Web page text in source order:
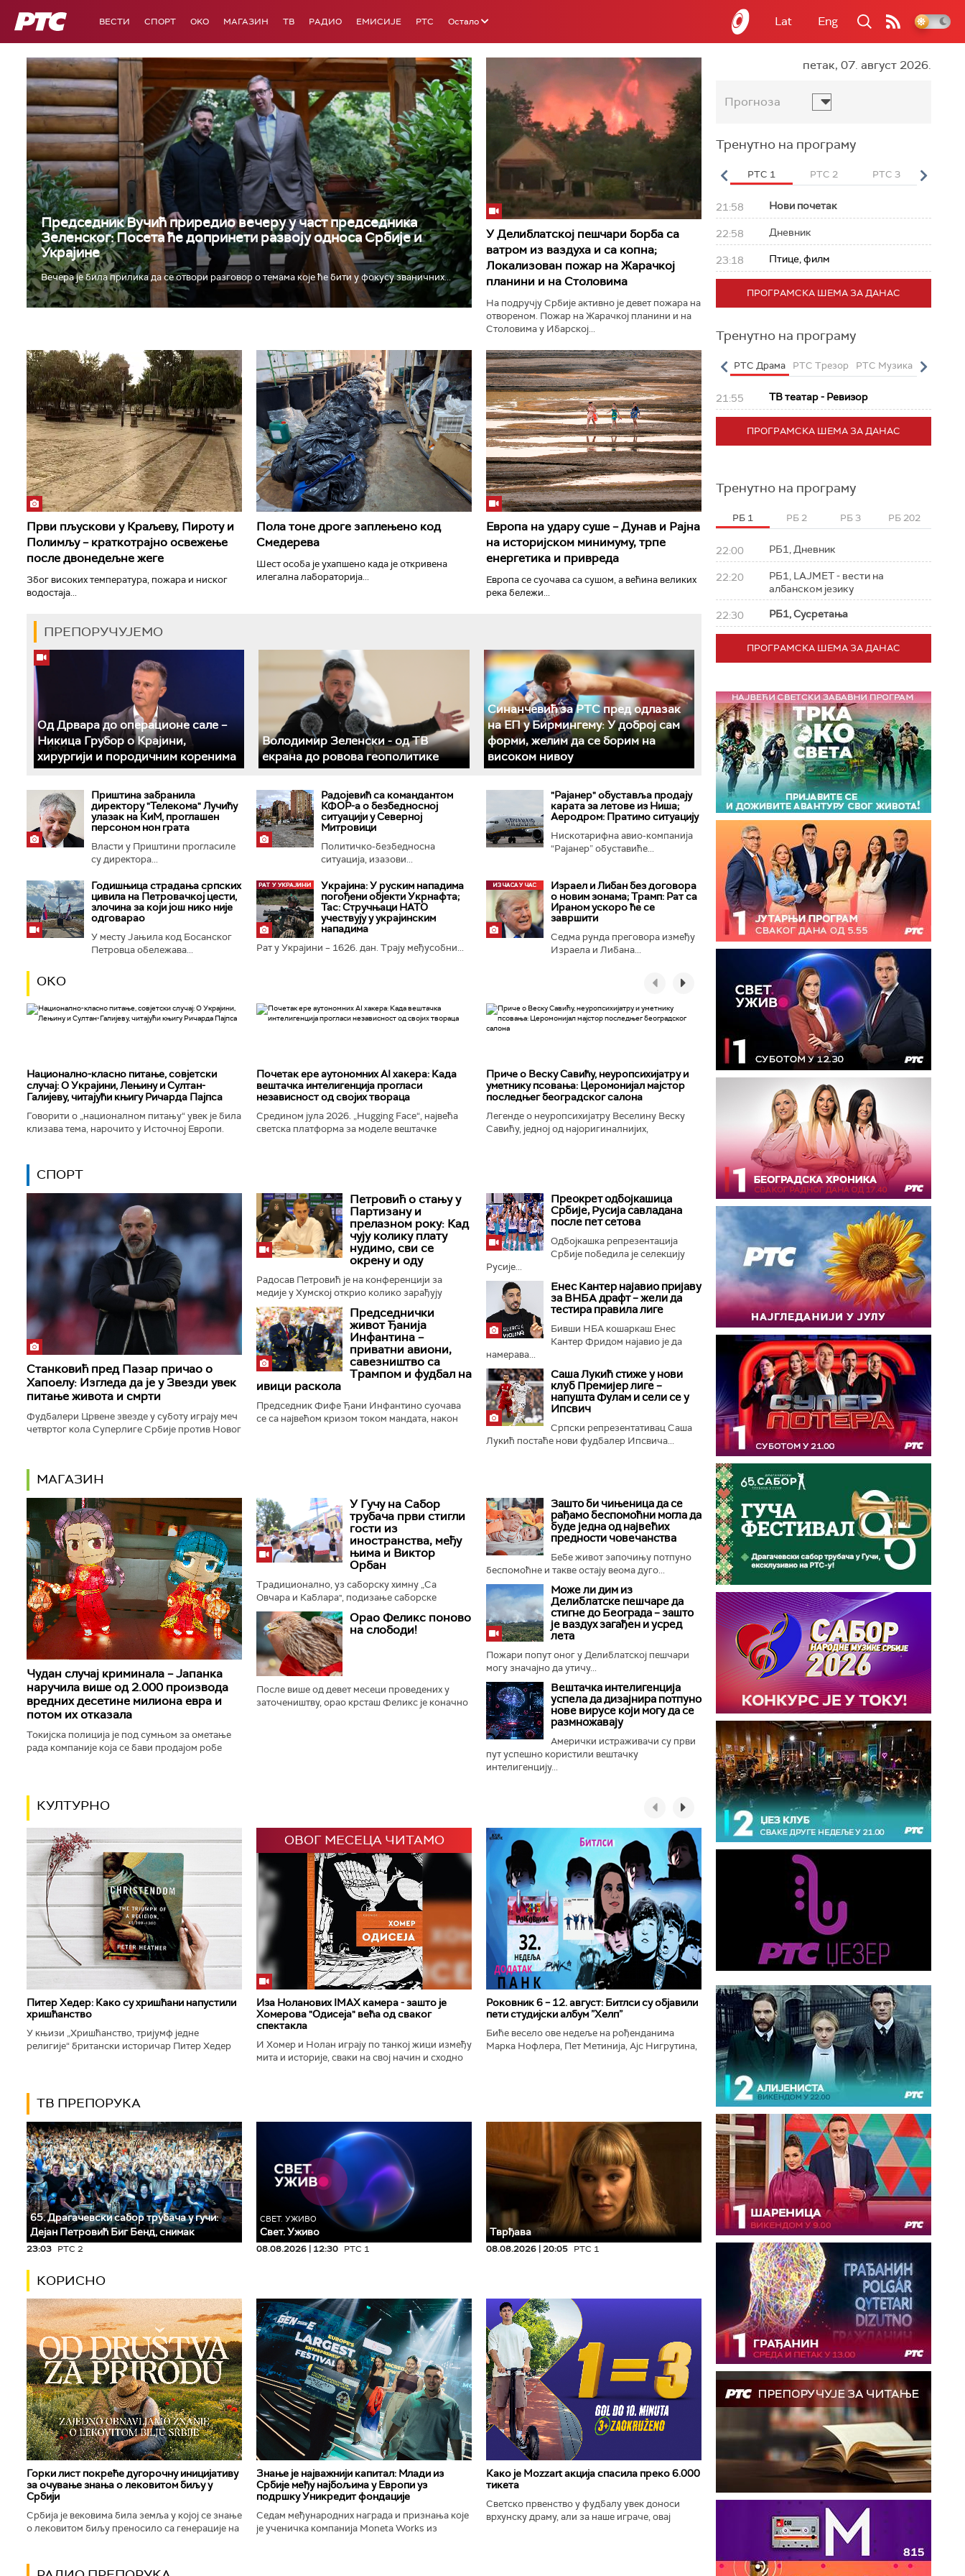
РТС ВЕСТИ СПОРТ OKO МАГАЗИН ТВ РАДИО ЕМИСИЈЕ РТС Остало Lat Eng
Председник Вучић приредио вечеру у част председника
Зеленског: Посета ће допринети развоју односа Србије и
Украјине
Вечера је била прилика да се отвори разговор о темама које ће бити у фокусу званичних...
У Делиблатској пешчари борба са
ватром из ваздуха и са копна;
Локализован пожар на Жарачкој
планини и на Столовима
На подручју Србије активно је девет пожара на
отвореном. Пожар на Жарачкој планини и на
Столовима у Ибарској...
Први пљускови у Краљеву, Пироту и
Полимљу – краткотрајно освежење
после двонедељне жеге
Због високих температура, пожара и ниског
водостаја...
Пола тоне дроге заплењено код
Смедерева
Шест особа је ухапшено када је откривена
илегална лабораторија...
Европа на удару суше – Дунав и Рајна
на историјском минимуму, трпе
енергетика и привреда
Европа се суочава са сушом, а већина великих
река бележи...
ПРЕПОРУЧУЈЕМО
Од Дрвара до операционе сале –
Никица Грубор о Крајини,
хирургији и породичним коренима
Володимир Зеленски - од ТВ
екрана до ровова геополитике
Синанчевић за РТС пред одлазак
на ЕП у Бирмингему: У доброј сам
форми, желим да се борим на
високом нивоу
Приштина забранила
директору "Телекома" Лучићу
улазак на КиМ, проглашен
персоном нон грата
Власти у Приштини прогласиле
су директора...
Радојевић са командантом
КФОР-а о безбедносној
ситуацији у Северној
Митровици
Политичко-безбедносна
ситуација, изазови...
"Рајанер" обуставља продају
карата за летове из Ниша;
Аеродром: Пратимо ситуацију
Нискотарифна авио-компанија
“Рајанер” обуставиће...
Годишњица страдања српских
цивила на Петровачкој цести,
злочина за који још нико није
одговарао
У месту Јањила код Босанског
Петровца обележава...
Украјина: У руским нападима
погођени објекти Укрнафта;
Тас: Стручњаци НАТО
учествују у украјинским
нападима
Рат у Украјини – 1626. дан. Трају међусобни...
Израел и Либан без договора
о новим зонама; Трамп: Рат са
Ираном ускоро ће се
завршити
Седма рунда преговора између
Израела и Либана...
ОКО
Национално-класнo питање, совјетски
случај: О Украјини, Лењину и Султан-
Галијеву, читајући књигу Ричарда Пајпса
Говорити о „националном питању“ увек је била
клизава тема, нарочито у Источној Европи.
Почетак ере аутономних AI хакера: Када
вештачка интелигенција прогласи
независност од својих твораца
Средином јула 2026. „Hugging Face“, највећа
светска платформа за моделе вештачке
Приче о Веску Савићу, неуропсихијатру и
уметнику псовања: Церомонијал мајстор
последњег београдског салона
Легенде о неуропсихијатру Веселину Веску
Савићу, једној од најоригиналнијих,
СПОРТ
Станковић пред Пазар причао о
Хапоелу: Изгледа да је у Звезди увек
питање живота и смрти
Фудбалери Црвене звезде у суботу играју меч
четвртог кола Суперлиге Србије против Новог
Петровић о стању у
Партизану и
прелазном року: Кад
чују колику плату
нудимо, сви се
окрену и оду
Радосав Петровић је на конференцији за
медије у Хумској открио колико зарађују
најплаћенији фудбалери Партизана, нагласио
да клуб због тешке финансијске...
Председнички
живот Ђанија
Инфантина –
приватни авиони,
савезништво са
Трампом и фудбал на
ивици раскола
Председник Фифе Ђани Инфантино суочава
се са највећом кризом током мандата, након
Преокрет одбојкашица
Србије, Русија савладана
после пет сетова
Одбојкашка репрезентација
Србије победила је селекцију
Русије...
Енес Кантер најавио пријаву
за ВНБА драфт – жели да
тестира правила лиге
Бивши НБА кошаркаш Енес
Кантер Фридом најавио је да
намерава...
Саша Лукић стиже у нови
клуб Премијер лиге –
напушта Фулам и сели се у
Ипсвич
Српски репрезентативац Саша
Лукић постаће нови фудбалер Ипсвича...
МАГАЗИН
Чудан случај криминала – Јапанка
наручила више од 2.000 производа
вредних десетине милиона евра и
потом их отказала
Токијска полиција је под сумњом за ометање
рада компаније која се бави продајом робе
У Гучу на Сабор
трубача први стигли
гости из
иностранства, међу
њима и Виктор
Орбан
Традиционално, уз саборску химну „Са
Овчара и Каблара", подизање саборске
заставе и пуцање прангија крај Споменика
трубачу, у Гучи је отворен 65. Драгачевски...
Орао Феликс поново
на слободи!
После више од девет месеци проведених у
заточеништву, орао крсташ Феликс је коначно
Зашто би чињеница да се
рађамо беспомоћни могла да
буде једна од највећих
предности човечанства
Бебе живот започињу потпуно
беспомоћне и такве остају веома дуго...
Може ли дим из
Делиблатске пешчаре да
стигне до Београда – зашто
је ваздух загађен и усред
лета
Пожари попут оног у Делиблатској пешчари
могу значајно да утичу...
Вештачка интелигенција
успела да дизајнира потпуно
нове вирусе који могу да се
размножавају
Амерички истраживачи су први
пут успешно користили вештачку
интелигенцију...
КУЛТУРНО
Питер Хедер: Како су хришћани напустили
хришћанство
У књизи „Хришћанство, тријумф једне
религије“ британски историчар Питер Хедер
ОВОГ МЕСЕЦА ЧИТАМО
Иза Ноланових IMAX камера - зашто је
Хомерова "Одисеја" већа од сваког
спектакла
И Хомер и Нолан играју по танкој жици између
мита и историје, сваки на свој начин и сходно
Роковник 6 – 12. август: Битлси су објавили
пети студијски албум ”Хелп”
Биће весело ове недеље на рођенданима
Марка Нофлера, Пет Метинија, Ајс Нигрутина,
ТВ ПРЕПОРУКА
65. Драгачевски сабор трубача у гучи:
Дејан Петровић Биг Бeнд, снимак
23:03 РТС 2
СВЕТ. УЖИВО
Свет. Уживо
08.08.2026 | 12:30 РТС 1
Тврђава
08.08.2026 | 20:05 РТС 1
КОРИСНО
Горки лист покреће дугорочну иницијативу
за очување знања о лековитом биљу у
Србији
Србија је вековима била земља у којој се знање
о лековитом биљу преносило са генерације на
Знање је најважнији капитал: Млади из
Србије међу најбољима у Европи уз
подршку Уникредит фондације
Седам међународних награда и признања које
је ученичка компанија Moneta Works из
Како је Mozzart акција спасила преко 6.000
тикета
Светско првенство у фудбалу увек доноси
врхунску драму, али за наше играче, овај
петак, 07. август 2026.
Прогноза
Тренутно на програму
РТС 3 РТС Свет РТС 1 РТС 2 РТС 3 РТС
21:58 Нови почетак
22:58 Дневник
23:18 Птице, филм
ПРОГРАМСКА ШЕМА ЗА ДАНАС
Тренутно на програму
РТС Класика РТС Коло РТС Полетарац РТС Драма РТС Трезор РТС Музика РТС
21:55 ТВ театар - Ревизор
ПРОГРАМСКА ШЕМА ЗА ДАНАС
Тренутно на програму
РБ 1 РБ 2 РБ 3 РБ 202
22:00 РБ1, Дневник
22:20
РБ1, LAJMET - вести на
албанском језику
22:30 РБ1, Сусретања
ПРОГРАМСКА ШЕМА ЗА ДАНАС